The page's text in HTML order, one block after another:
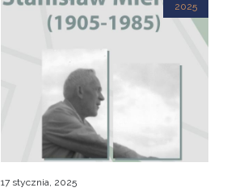
2025
17 stycznia, 2025